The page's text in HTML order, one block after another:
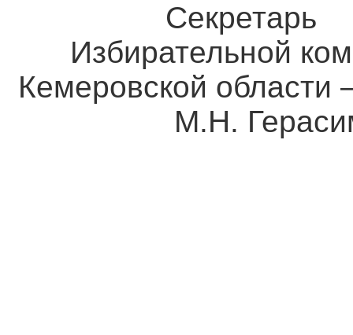
Секретарь
Избирательной
Кемеровской
М.Н.